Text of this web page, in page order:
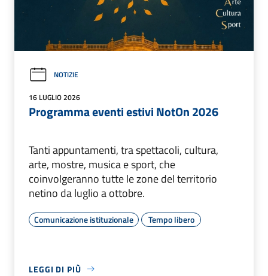
NOTIZIE
16 LUGLIO 2026
Programma eventi estivi NotOn 2026
Tanti appuntamenti, tra spettacoli, cultura,
arte, mostre, musica e sport, che
coinvolgeranno tutte le zone del territorio
netino da luglio a ottobre.
Comunicazione istituzionale Tempo libero
LEGGI DI PIÙ